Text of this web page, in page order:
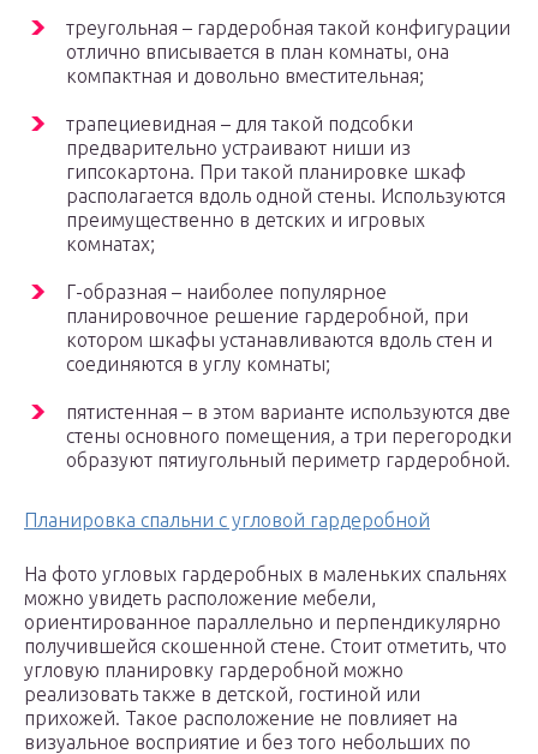
треугольная – гардеробная такой конфигурации
отлично вписывается в план комнаты, она
компактная и довольно вместительная;
трапециевидная – для такой подсобки
предварительно устраивают ниши из
гипсокартона. При такой планировке шкаф
располагается вдоль одной стены. Используются
преимущественно в детских и игровых
комнатах;
Г-образная – наиболее популярное
планировочное решение гардеробной, при
котором шкафы устанавливаются вдоль стен и
соединяются в углу комнаты;
пятистенная – в этом варианте используются две
стены основного помещения, а три перегородки
образуют пятиугольный периметр гардеробной.
Планировка спальни с угловой гардеробной
На фото угловых гардеробных в маленьких спальнях
можно увидеть расположение мебели,
ориентированное параллельно и перпендикулярно
получившейся скошенной стене. Стоит отметить, что
угловую планировку гардеробной можно
реализовать также в детской, гостиной или
прихожей. Такое расположение не повлияет на
визуальное восприятие и без того небольших по